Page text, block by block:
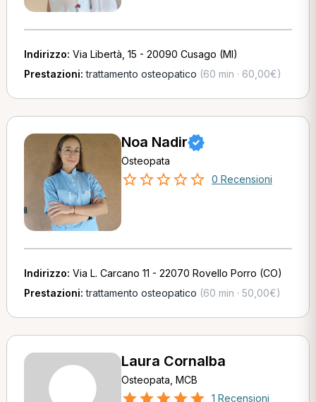
Indirizzo: Via Libertà, 15 - 20090 Cusago (MI)
Prestazioni:trattamento osteopatico (60 min · 60,00€)
Noa Nadir
Osteopata
0 Recensioni
Indirizzo: Via L. Carcano 11 - 22070 Rovello Porro (CO)
Prestazioni:trattamento osteopatico (60 min · 50,00€)
Laura Cornalba
Osteopata, MCB
1 Recensioni